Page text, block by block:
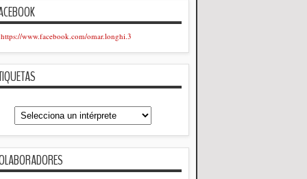
https://www.facebook.com/omar.longhi.3